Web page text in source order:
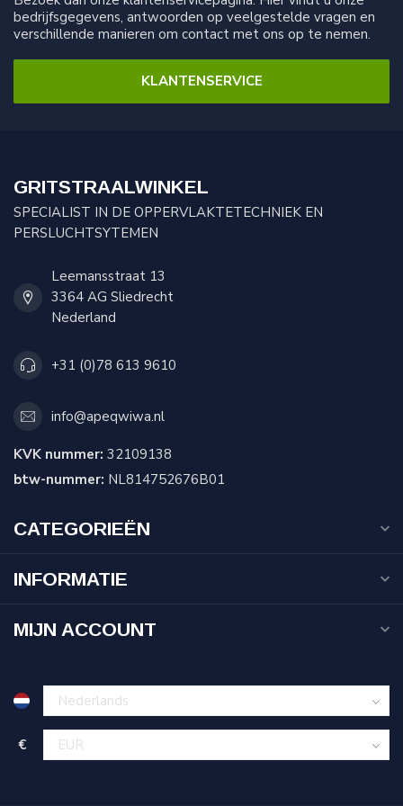
bedrijfsgegevens, antwoorden op veelgestelde vragen en
verschillende manieren om contact met ons op te nemen.
KLANTENSERVICE
GRITSTRAALWINKEL
SPECIALIST IN DE OPPERVLAKTETECHNIEK EN
PERSLUCHTSYTEMEN
Leemansstraat 13
3364 AG Sliedrecht
Nederland
+31 (0)78 613 9610
info@apeqwiwa.nl
KVK nummer: 32109138
btw-nummer: NL814752676B01
CATEGORIEËN
INFORMATIE
MIJN ACCOUNT
€